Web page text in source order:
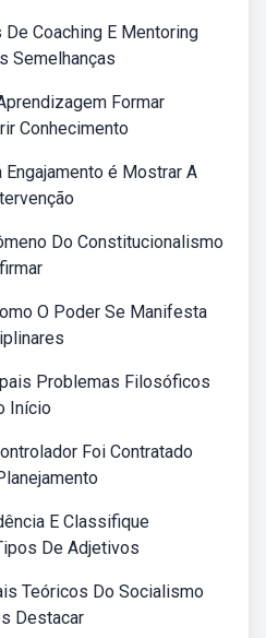
Coaching E Mentoring
Semelhanças
Formar
Conhecimento
Engajamento é Mostrar A
Do Constitucionalismo
O Poder Se Manifesta
Problemas Filosóficos
Início
Foi Contratado
E Classifique
De Adjetivos
Teóricos Do Socialismo
Destacar